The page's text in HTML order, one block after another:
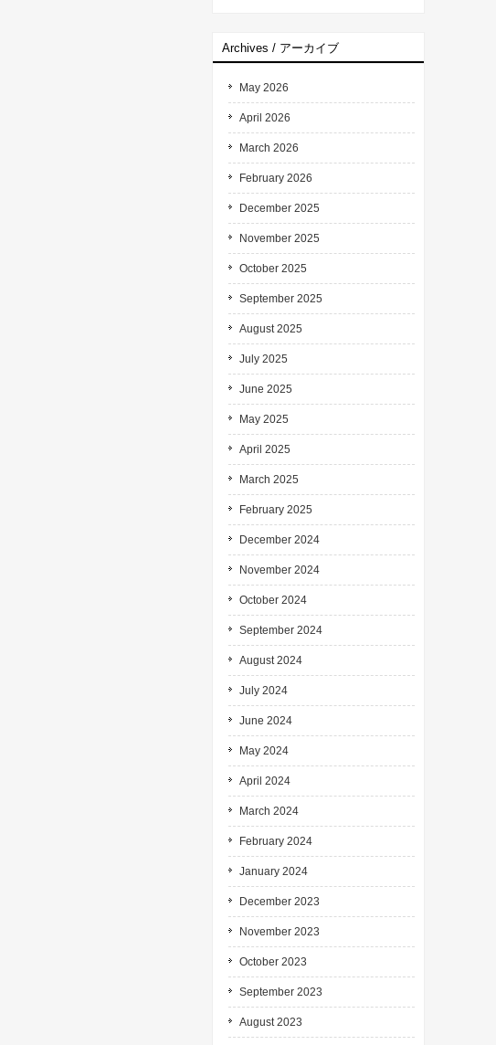
Archives / アーカイブ
May 2026
April 2026
March 2026
February 2026
December 2025
November 2025
October 2025
September 2025
August 2025
July 2025
June 2025
May 2025
April 2025
March 2025
February 2025
December 2024
November 2024
October 2024
September 2024
August 2024
July 2024
June 2024
May 2024
April 2024
March 2024
February 2024
January 2024
December 2023
November 2023
October 2023
September 2023
August 2023